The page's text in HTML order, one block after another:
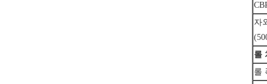
자
롤
롤